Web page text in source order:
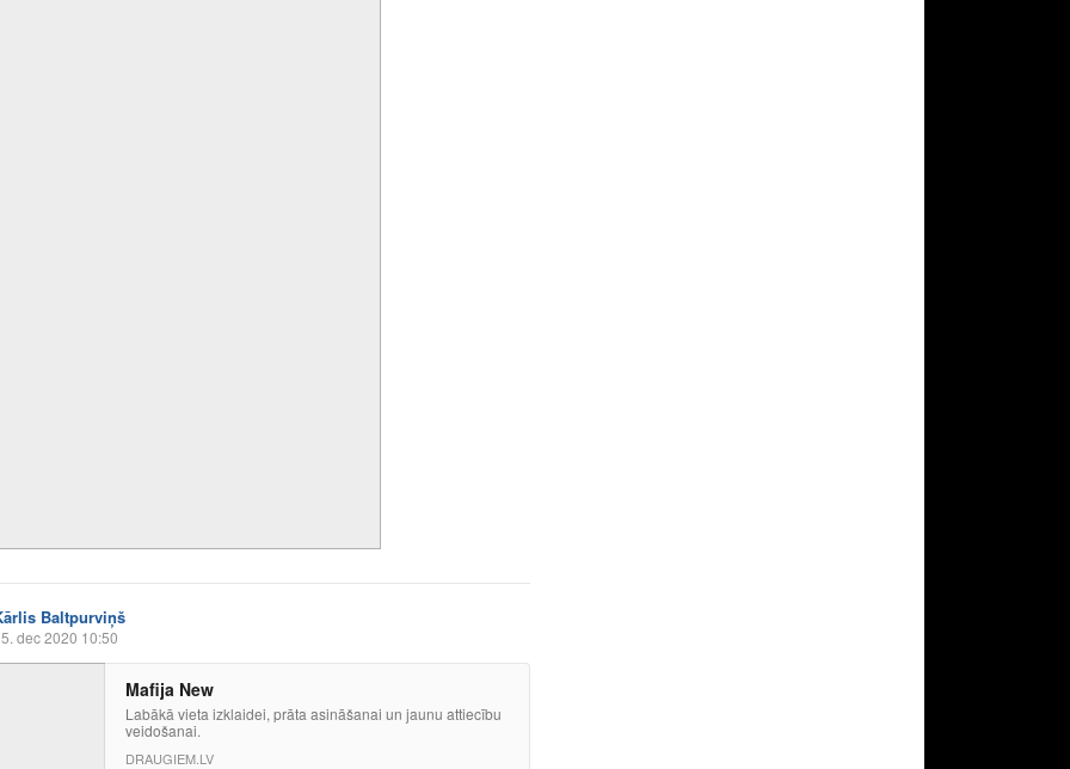
Baltpurviņš
dec 2020 10:50
Mafija New
Labākā vieta izklaidei, prāta asināšanai un jaunu attiecību
veidošanai.
DRAUGIEM.LV